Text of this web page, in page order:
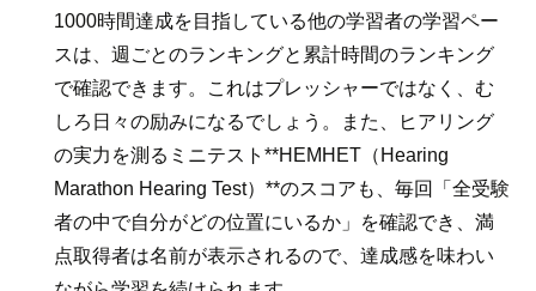
1000時間達成を目指している他の学習者の学習ペー
スは、週ごとのランキングと累計時間のランキング
で確認できます。これはプレッシャーではなく、む
しろ日々の励みになるでしょう。また、ヒアリング
の実力を測るミニテスト**HEMHET（Hearing
Marathon Hearing Test）**のスコアも、毎回「全受験
者の中で自分がどの位置にいるか」を確認でき、満
点取得者は名前が表示されるので、達成感を味わい